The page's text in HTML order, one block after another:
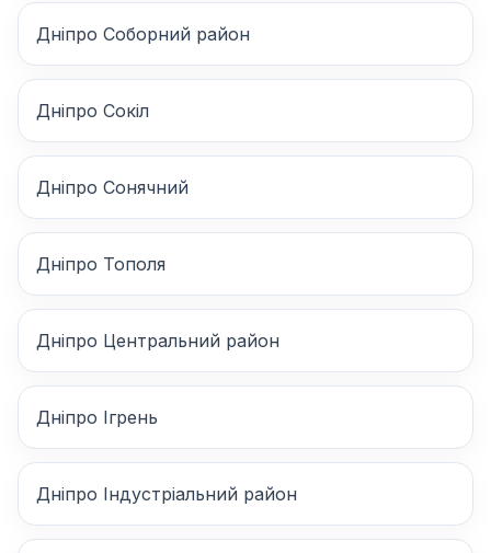
Дніпро Соборний район
Дніпро Сокіл
Дніпро Сонячний
Дніпро Тополя
Дніпро Центральний район
Дніпро Ігрень
Дніпро Індустріальний район